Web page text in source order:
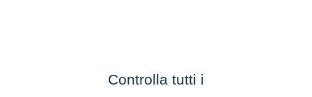
Controlla tutti i